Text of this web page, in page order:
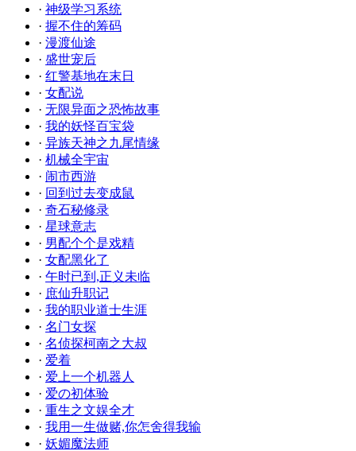
· 神级学习系统
· 握不住的筹码
· 漫渡仙途
· 盛世宠后
· 红警基地在末日
· 女配说
· 无限异面之恐怖故事
· 我的妖怪百宝袋
· 异族天神之九尾情缘
· 机械全宇宙
· 闹市西游
· 回到过去变成鼠
· 奇石秘修录
· 星球意志
· 男配个个是戏精
· 女配黑化了
· 午时已到,正义未临
· 庶仙升职记
· 我的职业道士生涯
· 名门女探
· 名侦探柯南之大叔
· 爱着
· 爱上一个机器人
· 爱の初体验
· 重生之文娱全才
· 我用一生做赌,你怎舍得我输
· 妖媚魔法师